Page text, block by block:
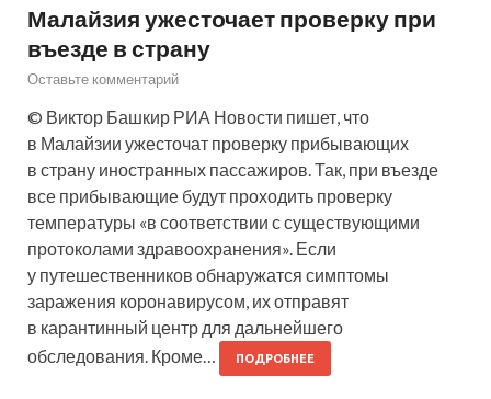
Малайзия ужесточает проверку при
въезде в страну
Оставьте комментарий
© Виктор Башкир РИА Новости пишет, что
в Малайзии ужесточат проверку прибывающих
в страну иностранных пассажиров. Так, при въезде
все прибывающие будут проходить проверку
температуры «в соответствии с существующими
протоколами здравоохранения». Если
у путешественников обнаружатся симптомы
заражения коронавирусом, их отправят
в карантинный центр для дальнейшего
обследования. Кроме…
ПОДРОБНЕЕ